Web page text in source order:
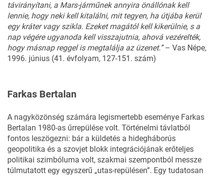
távirányítani, a Mars-járműnekannyira önállónakkell
lennie, hogynekikellkitalálni, mit tegyen, ha útjába kerül
egykrátervagyszikla. Ezeketmagátólkellkikerülnie, s a
nap végéreugyanoda kell visszajutnia, ahová vezérelték,
hogymásnap reggelis megtalálja az üzenet.”– Vas Népe,
1996. június (41. évfolyam, 127-151. szám)
Farkas Bertalan
A nagyközönség számára legismertebb eseménye Farkas
Bertalan 1980-as űrrepülése volt. Történelmi távlatból
fontos leszögezni: bár a küldetés a hidegháborús
geopolitika és a szovjet blokk integrációjának erőteljes
politikai szimbóluma volt, szakmai szempontból messze
túlmutatott egy egyszerű „utas-repülésen”. Egy tudatosan